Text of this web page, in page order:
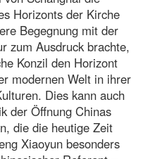
Horizonts der Kirche
Begegnung mit der
zum Ausdruck brachte,
Konzil den Horizont
modernen Welt in ihrer
Dies kann auch
der Öffnung Chinas
die die heutige Zeit
Xiaoyun besonders